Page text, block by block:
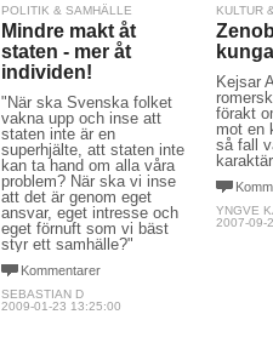
POLITIK & SAMHÄLLE
Mindre makt åt
staten - mer åt
individen!
"När ska Svenska folket
vakna upp och inse att
staten inte är en
superhjälte, att staten inte
kan ta hand om alla våra
problem? När ska vi inse
att det är genom eget
ansvar, eget intresse och
eget förnuft som vi bäst
styr ett samhälle?"
Kommentarer
SEBASTIAN D
2009-01-23 13:25:00
KULTUR
Kejsar
förakt
mot en
så fall
YNGVE
2007-09-